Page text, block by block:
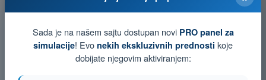
Sada je na našem sajtu dostupan novi PRO panel za
simulacije! Evo nekih ekskluzivnih prednosti koje
dobijate njegovim aktiviranjem: